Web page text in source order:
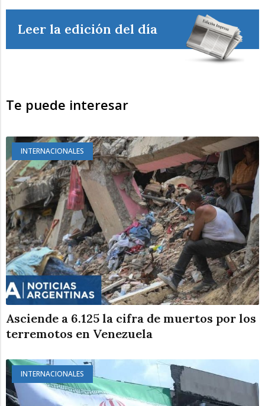
Leer la edición del día
Te puede interesar
INTERNACIONALES
Asciende a 6.125 la cifra de muertos por los
terremotos en Venezuela
INTERNACIONALES